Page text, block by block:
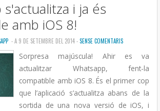
i ja és
amb iOS 8!
- A 9 DE SETEMBRE DEL 2014 -SENSE COMENTARIS
Sorpresa majúscula! Ahir es va
actualitzar Whatsapp, fent-la
compatible amb iOS 8. És el primer cop
que l’aplicació s’actualitza abans de la
sortida de una nova versió de iOS, i